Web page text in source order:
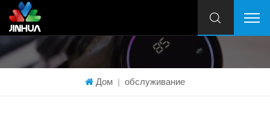
Дом | обслуживание